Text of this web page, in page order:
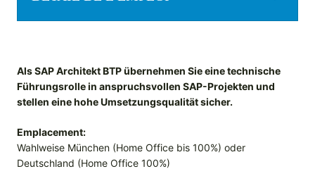
Als SAP Architekt BTP übernehmen Sie eine technische
Führungsrolle in anspruchsvollen SAP-Projekten und
stellen eine hohe Umsetzungsqualität sicher.
Emplacement:
Wahlweise München (Home Office bis 100%) oder
Deutschland (Home Office 100%)